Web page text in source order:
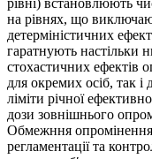
на рівнях, що
детерміністичних
гаратнують настільки
стохастичних ефектів
для окремих осіб, так і
ліміти річної
дози зовнішнього
Обмежння
регламентації та